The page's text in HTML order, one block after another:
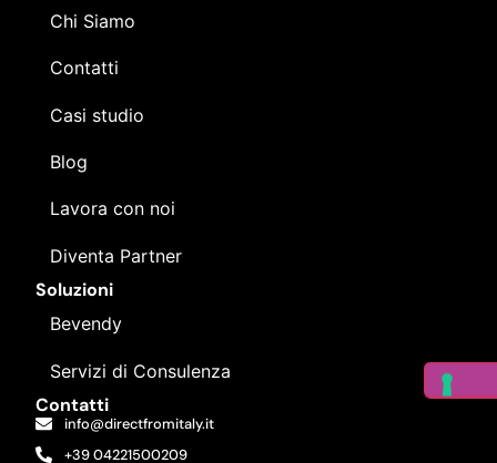
Chi Siamo
Contatti
Casi studio
Blog
Lavora con noi
Diventa Partner
Soluzioni
Bevendy
Servizi di Consulenza
Contatti
info@directfromitaly.it
+39 04221500209